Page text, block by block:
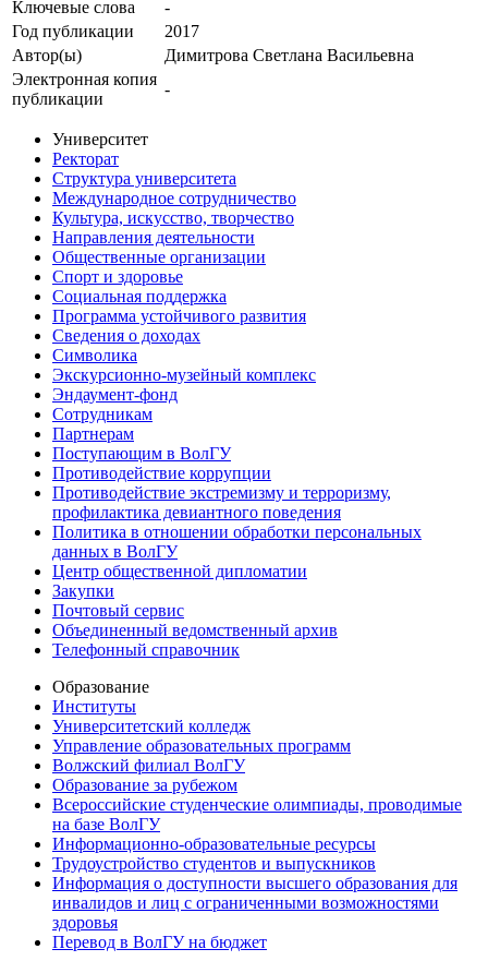
Ключевые cлова
-
Год публикации
2017
Автор(ы)
Димитрова Светлана Васильевна
Электронная копия
публикации
-
Университет
Ректорат
Структура университета
Международное сотрудничество
Культура, искусство, творчество
Направления деятельности
Общественные организации
Спорт и здоровье
Социальная поддержка
Программа устойчивого развития
Сведения о доходах
Символика
Экскурсионно-музейный комплекс
Эндаумент-фонд
Сотрудникам
Партнерам
Поступающим в ВолГУ
Противодействие коррупции
Противодействие экстремизму и терроризму,
профилактика девиантного поведения
Политика в отношении обработки персональных
данных в ВолГУ
Центр общественной дипломатии
Закупки
Почтовый сервис
Объединенный ведомственный архив
Телефонный справочник
Образование
Институты
Университетский колледж
Управление образовательных программ
Волжский филиал ВолГУ
Образование за рубежом
Всероссийские студенческие олимпиады, проводимые
на базе ВолГУ
Информационно-образовательные ресурсы
Трудоустройство студентов и выпускников
Информация о доступности высшего образования для
инвалидов и лиц с ограниченными возможностями
здоровья
Перевод в ВолГУ на бюджет